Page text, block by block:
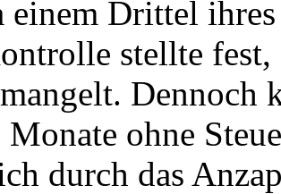
einem Drittel
stellte
Dennoch
Monate ohne
durch das